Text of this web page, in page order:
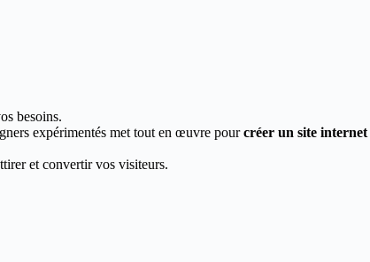
besoins.
expérimentés met tout en œuvre pourcréer un site internet
et convertir vos visiteurs.